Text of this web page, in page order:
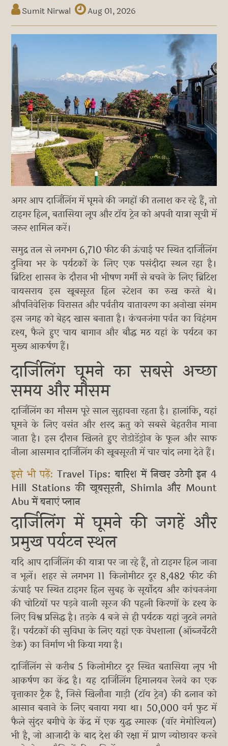
Sumit Nirwal Aug 01, 2026
अगर आप दार्जिलिंग में घूमने की जगहों की तलाश कर रहे हैं, तो
टाइगर हिल, बतासिया लूप और टॉय ट्रेन को अपनी यात्रा सूची में
जरूर शामिल करें।
समुद्र तल से लगभग 6,710 फीट की ऊंचाई पर स्थित दार्जिलिंग
दुनिया भर के पर्यटकों के लिए एक पसंदीदा स्थल रहा है।
ब्रिटिश शासन के दौरान भी भीषण गर्मी से बचने के लिए ब्रिटिश
वायसराय इस खूबसूरत हिल स्टेशन का रुख करते थे।
औपनिवेशिक विरासत और पर्वतीय वातावरण का अनोखा संगम
इस जगह को बेहद खास बनाता है। कंचनजंगा पर्वत का विहंगम
दृश्य, फैले हुए चाय बागान और बौद्ध मठ यहां के पर्यटन का
मुख्य आकर्षण हैं।
दार्जिलिंग घूमने का सबसे अच्छा
समय और मौसम
दार्जिलिंग का मौसम पूरे साल सुहावना रहता है। हालांकि, यहां
घूमने के लिए वसंत और शरद ऋतु को सबसे बेहतरीन माना
जाता है। इस दौरान खिलते हुए रोडोडेंड्रोन के फूल और साफ
नीला आसमान दार्जिलिंग की खूबसूरती में चार चांद लगा देते हैं।
इसे भी पढ़ें:Travel Tips: बारिश में निखर उठेगी इन 4
Hill Stations की खूबसूरती, Shimla और Mount
Abu में बनाएं प्लान
दार्जिलिंग में घूमने की जगहें और
प्रमुख पर्यटन स्थल
यदि आप दार्जिलिंग की यात्रा पर जा रहे हैं, तो टाइगर हिल जाना
न भूलें। शहर से लगभग 11 किलोमीटर दूर 8,482 फीट की
ऊंचाई पर स्थित टाइगर हिल सुबह के सूर्योदय और कांचनजंगा
की चोटियों पर पड़ने वाली सूरज की पहली किरणों के दृश्य के
लिए विश्व प्रसिद्ध है। तड़के 4 बजे से ही पर्यटक यहां जुटने लगते
हैं। पर्यटकों की सुविधा के लिए यहां एक वेधशाला (ऑब्जर्वेटरी
डेक) का निर्माण भी किया गया है।
दार्जिलिंग से करीब 5 किलोमीटर दूर स्थित बतासिया लूप भी
आकर्षण का केंद्र है। यह दार्जिलिंग हिमालयन रेलवे का एक
वृत्ताकार ट्रैक है, जिसे खिलौना गाड़ी (टॉय ट्रेन) की ढलान को
आसान बनाने के लिए बनाया गया था। 50,000 वर्ग फुट में
फैले सुंदर बगीचे के केंद्र में एक युद्ध स्मारक (वॉर मेमोरियल)
भी है, जो आजादी के बाद देश की रक्षा में प्राण न्योछावर करने